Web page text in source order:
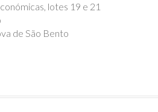
lotes 19 e 21
de São Bento